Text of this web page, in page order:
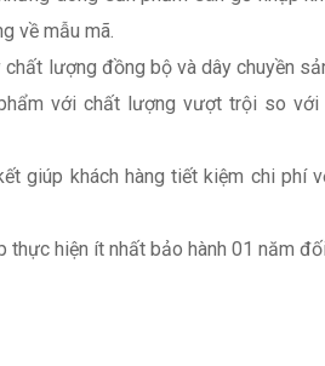
về mẫu mã.
chất lượng đồng bộ và dây chuyền
với chất lượng vượt trội so với
giúp khách hàng tiết kiệm chi phí
thực hiện ít nhất bảo hành 01 năm